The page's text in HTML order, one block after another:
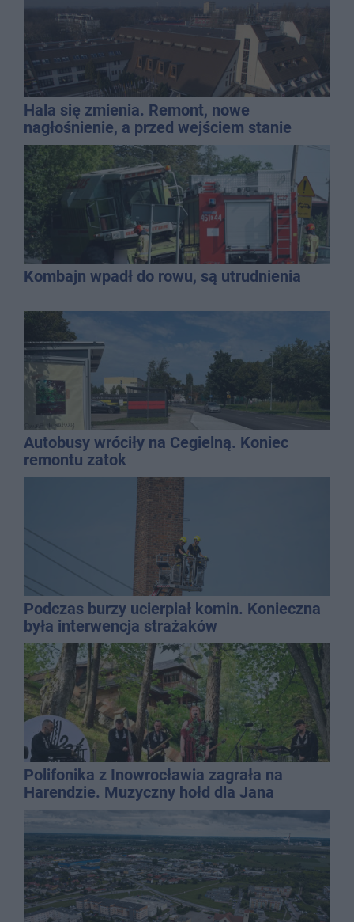
Hala się zmienia. Remont, nowe
nagłośnienie, a przed wejściem stanie
QEMETICA ARENA
Kombajn wpadł do rowu, są utrudnienia
Autobusy wróciły na Cegielną. Koniec
remontu zatok
Podczas burzy ucierpiał komin. Konieczna
była interwencja strażaków
Polifonika z Inowrocławia zagrała na
Harendzie. Muzyczny hołd dla Jana
Kasprowicza